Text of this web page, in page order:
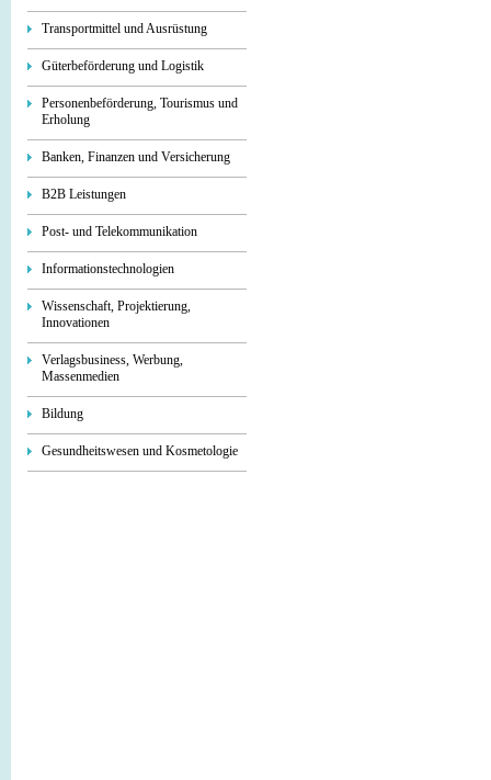
Transportmittel und Ausrüstung
Güterbeförderung und Logistik
Personenbeförderung, Tourismus und
Erholung
Banken, Finanzen und Versicherung
B2B Leistungen
Post- und Telekommunikation
Informationstechnologien
Wissenschaft, Projektierung,
Innovationen
Verlagsbusiness, Werbung,
Massenmedien
Bildung
Gesundheitswesen und Kosmetologie